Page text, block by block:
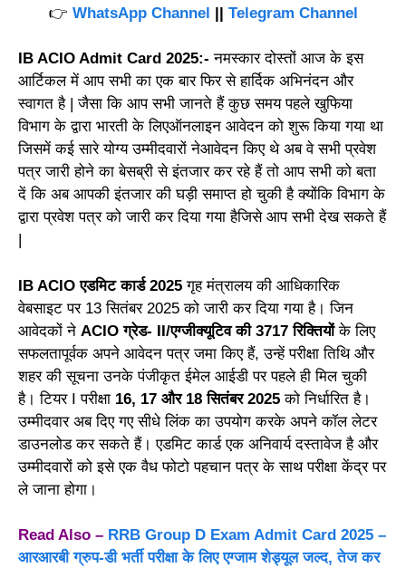
👉 WhatsApp Channel || Telegram Channel
IB ACIO Admit Card 2025:-नमस्कार दोस्तों आज के इस
आर्टिकल में आप सभी का एक बार फिर से हार्दिक अभिनंदन और
स्वागत है | जैसा कि आप सभी जानते हैं कुछ समय पहले खुफिया
विभाग के द्वारा भारती के लिएऑनलाइन आवेदन को शुरू किया गया था
जिसमें कई सारे योग्य उम्मीदवारों नेआवेदन किए थे अब वे सभी प्रवेश
पत्र जारी होने का बेसब्री से इंतजार कर रहे हैं तो आप सभी को बता
दें कि अब आपकी इंतजार की घड़ी समाप्त हो चुकी है क्योंकि विभाग के
द्वारा प्रवेश पत्र को जारी कर दिया गया हैजिसे आप सभी देख सकते हैं
IB ACIO एडमिट कार्ड 2025 गृह मंत्रालय की आधिकारिक
वेबसाइट पर 13 सितंबर 2025 को जारी कर दिया गया है। जिन
आवेदकों ने ACIO ग्रेड- II/एग्जीक्यूटिव की 3717 रिक्तियोंके लिए
सफलतापूर्वक अपने आवेदन पत्र जमा किए हैं, उन्हें परीक्षा तिथि और
शहर की सूचना उनके पंजीकृत ईमेल आईडी पर पहले ही मिल चुकी
है। टियर I परीक्षा 16, 17 और 18 सितंबर 2025 को निर्धारित है।
उम्मीदवार अब दिए गए सीधे लिंक का उपयोग करके अपने कॉल लेटर
डाउनलोड कर सकते हैं। एडमिट कार्ड एक अनिवार्य दस्तावेज है और
उम्मीदवारों को इसे एक वैध फोटो पहचान पत्र के साथ परीक्षा केंद्र पर
ले जाना होगा।
Read Also – RRB Group D Exam Admit Card 2025 –
आरआरबी ग्रुप-डी भर्ती परीक्षा के लिए एग्जाम शेड्यूल जल्द, तेज कर